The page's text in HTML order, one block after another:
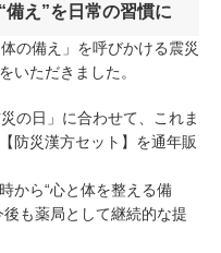
備え”を日常の習慣に
の備え」を呼びかける震災
いただきました。
の日」に合わせて、これま
防災漢方セット】を通年販
から“心と体を整える備
も薬局として継続的な提